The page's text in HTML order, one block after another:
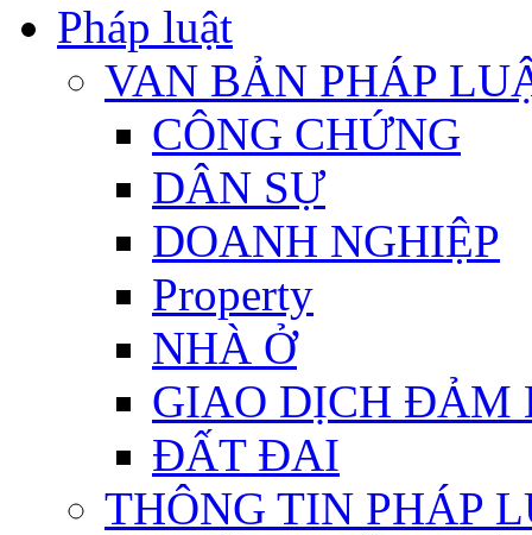
Pháp luật
VAN BẢN PHÁP
CÔNG CHỨNG
DÂN SỰ
DOANH NGHIỆP
Property
NHÀ Ở
GIAO DỊCH ĐẢM
ĐẤT ĐAI
THÔNG TIN PHÁP